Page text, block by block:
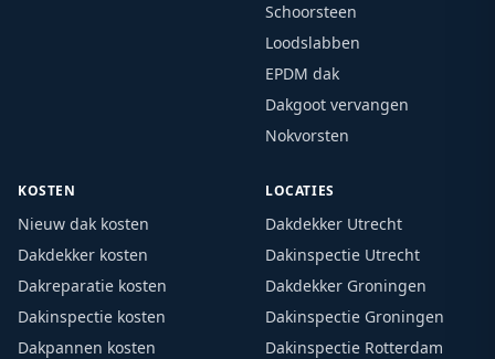
Schoorsteen
Loodslabben
EPDM dak
Dakgoot vervangen
Nokvorsten
KOSTEN
Nieuw dak kosten
Dakdekker kosten
Dakreparatie kosten
Dakinspectie kosten
Dakpannen kosten
LOCATIES
Dakdekker Utrecht
Dakinspectie Utrecht
Dakdekker Groningen
Dakinspectie Groningen
Dakinspectie Rotterdam